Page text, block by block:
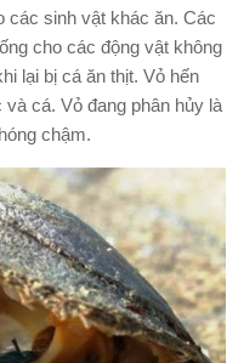
các sinh vật khác ăn. Các
cho các động vật không
lại bị cá ăn thịt. Vỏ hến
cá. Vỏ đang phân hủy là
chậm.